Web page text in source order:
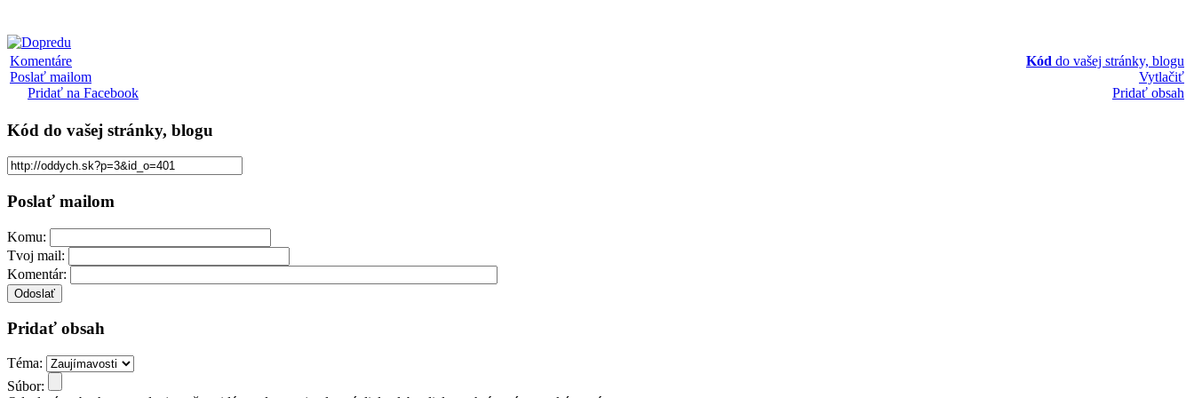
Komentáre
Poslať mailom
Pridať na Facebook
Kód do vašej stránky, blogu
Vytlačiť
Pridať obsah
Kód do vašej stránky, blogu
Poslať mailom
Komu:
Tvoj mail:
Komentár:
Pridať obsah
Téma:
Súbor: